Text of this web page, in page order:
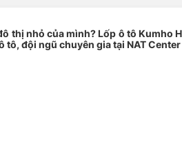
thị nhỏ của mình? Lốp ô tô
đội ngũ chuyên gia tại NAT